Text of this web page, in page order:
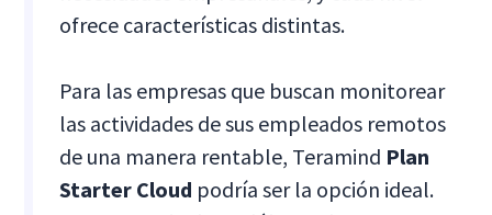
ofrece características distintas.
Para las empresas que buscan monitorear
las actividades de sus empleados remotos
de una manera rentable, Teramind Plan
Starter Cloud podría ser la opción ideal.